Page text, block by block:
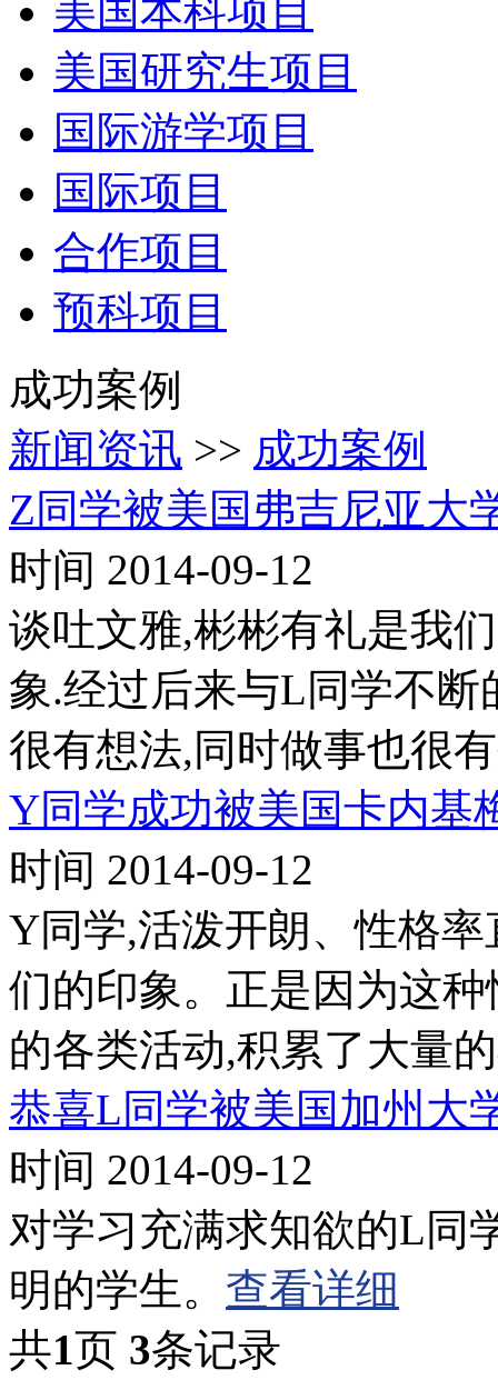
美国本科项目
美国研究生项目
国际游学项目
国际项目
合作项目
预科项目
成功案例
新闻资讯 >> 成功案例
Z同学被美国弗吉尼亚大
时间 2014-09-12
谈吐文雅,彬彬有礼是我
象.经过后来与L同学不
很有想法,同时做事也很
Y同学成功被美国卡内基
时间 2014-09-12
Y同学,活泼开朗、性格
们的印象。正是因为这
的各类活动,积累了大量
恭喜L同学被美国加州大
时间 2014-09-12
对学习充满求知欲的L同
明的学生。 查看详细
共1页 3条记录